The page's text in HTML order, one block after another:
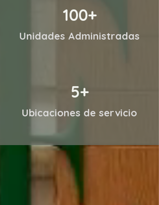
100+
Unidades Administradas
5+
Ubicaciones de servicio